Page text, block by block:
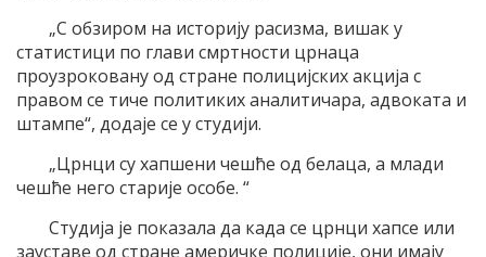
„С обзиром на историју расизма, вишак у
статистици по глави смртности црнаца
проузроковану од стране полицијских акција с
правом се тиче политиких аналитичара, адвоката и
штампе“, додаје се у студији.
„Црнци су хапшени чешће од белаца, а млади
чешће него старије особе. “
Студија је показала да када се црнци хапсе или
зауставе од стране америчке полиције, они имају